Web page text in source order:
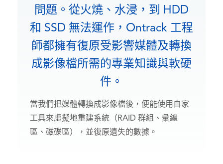
問題。從火燒、水浸，到 HDD
和 SSD 無法運作，Ontrack 工程
師都擁有復原受影響媒體及轉換
成影像檔所需的專業知識與軟硬
件。
當我們把媒體轉換成影像檔後，便能使用自家
工具來虛擬地重建系統（RAID 群組、彙總
區、磁碟區），並復原遺失的數據。